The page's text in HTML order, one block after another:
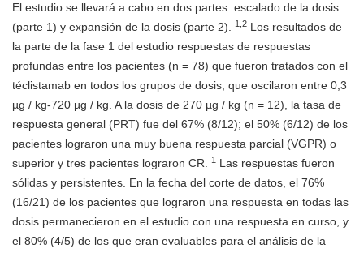
El estudio se llevará a cabo en dos partes: escalado de la dosis
(parte 1) y expansión de la dosis (parte 2).
1,2 Los resultados de
la parte de la fase 1 del estudio respuestas de respuestas
profundas entre los pacientes (n = 78) que fueron tratados con el
téclistamab en todos los grupos de dosis, que oscilaron entre 0,3
µg / kg-720 µg / kg. A la dosis de 270 µg / kg (n = 12), la tasa de
respuesta general (PRT) fue del 67% (8/12); el 50% (6/12) de los
pacientes lograron una muy buena respuesta parcial (VGPR) o
superior y tres pacientes lograron CR.
1 Las respuestas fueron
sólidas y persistentes. En la fecha del corte de datos, el 76%
(16/21) de los pacientes que lograron una respuesta en todas las
dosis permanecieron en el estudio con una respuesta en curso, y
el 80% (4/5) de los que eran evaluables para el análisis de la